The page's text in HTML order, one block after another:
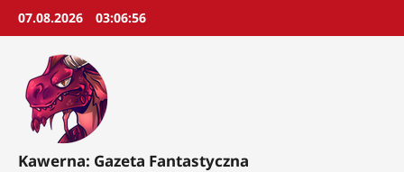
Przejdź
07.08.2026 03:06:58
Kawerna: Gazeta Fantastyczna